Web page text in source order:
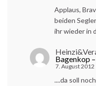
Applaus,
beiden
ihr wieder in
Bagenkop
7. August 2012
....da soll